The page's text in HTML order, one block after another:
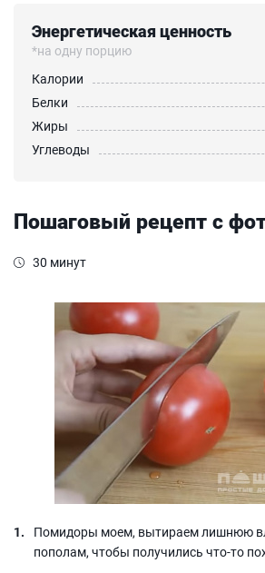
Энергетическая ценность
*на одну порцию
Калории
Белки
Жиры
Углеводы
Пошаговый рецепт с
30 минут
Помидоры моем, вытираем лишнюю
пополам, чтобы получились что-то